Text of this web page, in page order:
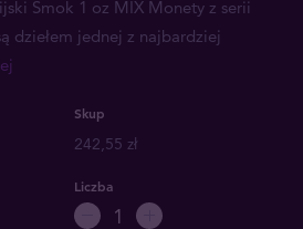
Smok 1 oz MIX Monety z serii
dziełem jednej z najbardziej
Skup
242,55 zł
Liczba